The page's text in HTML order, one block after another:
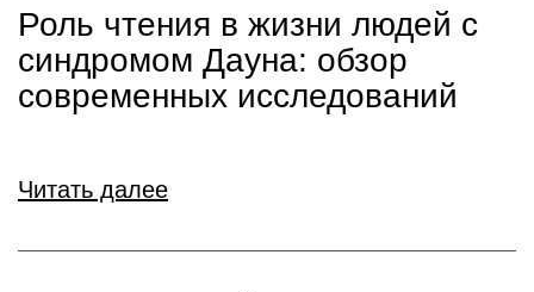
Роль чтения в жизни людей с
синдромом Дауна: обзор
современных исследований
Читать далее